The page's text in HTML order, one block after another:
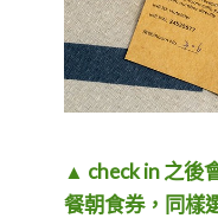
▲ check in 之後
餐朝食券，同樣